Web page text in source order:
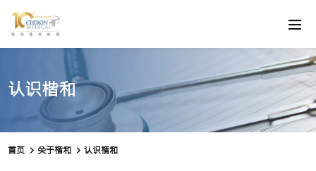
认识楷和
首页 关于楷和 认识楷和